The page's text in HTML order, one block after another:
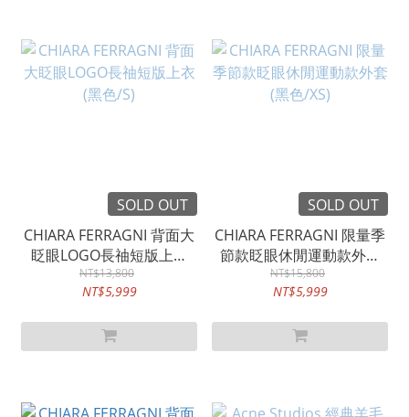
SOLD OUT
CHIARA FERRAGNI 背面大
眨眼LOGO長䄂短版上衣
(黑色/S)
NT$13,800
NT$5,999
SOLD OUT
CHIARA FERRAGNI 限量季
節款眨眼休閒運動款外套
(黑色/XS)
NT$15,800
NT$5,999